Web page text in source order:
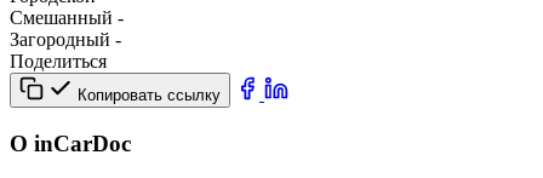
Смешанный -
Загородный -
Поделиться
Копировать ссылку
О inCarDoc